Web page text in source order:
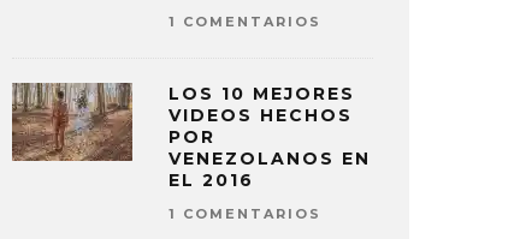
1 COMENTARIOS
LOS 10 MEJORES
VIDEOS HECHOS
POR
VENEZOLANOS EN
EL 2016
1 COMENTARIOS